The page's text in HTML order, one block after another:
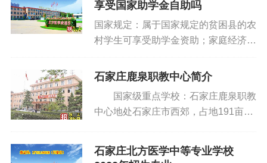
招生的一所全日制重点职业院校，学生
毕业颁发全国统一认证的毕业证书。
学校秉持市场化思维、国际化视野、特
自强创新的办学精神，弘扬务实、勤
勉、行胜于言的校风，经过十三年的发
展，形成了以电子商务、旅游管理（高
术应用为代表的专业学科群，为社会培
享受国家助学金自助吗
国家规定：属于国家规定的贫困县的农
村学生可享受助学金资助；家庭经济困
的15 可申请享受助学金资助。根据国
每年2000元，享受补助2年。 家庭经
济困难学生指的是：是低保户、单亲家
济困难学生需要开三级贫困证明。 另
石家庄鹿泉职教中心简介
国家级重点学校：石家庄鹿泉职教
中心地处石家庄市西郊，占地191亩。
控）、化工、汽车制造与维修、计算机
石家庄北方医学中等专业学校